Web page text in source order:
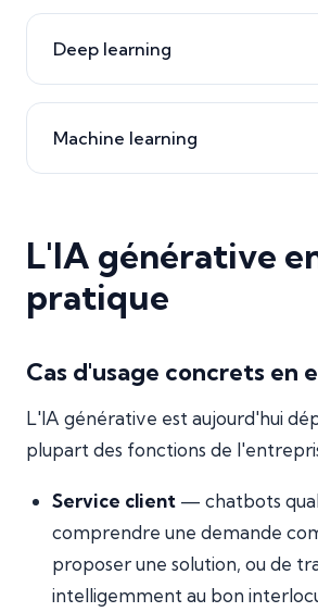
Deep learning
Machine learning
L'IA générative
pratique
Cas d'usage concrets en
L'IA générative est aujourd'hui
plupart des fonctions de
Service client — chatbots
comprendre une demande
proposer une solution, ou de
intelligemment au bon